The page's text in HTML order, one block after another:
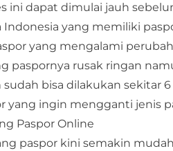
ini dapat dimulai jauh
Indonesia yang memiliki
yang mengalami
paspornya rusak ringan
sudah bisa dilakukan sekitar
yang ingin mengganti jenis
Paspor Online
paspor kini semakin